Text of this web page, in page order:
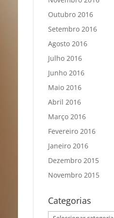
Outubro 2016
Setembro 2016
Agosto 2016
Julho 2016
Junho 2016
Maio 2016
Abril 2016
Março 2016
Fevereiro 2016
Janeiro 2016
Dezembro 2015
Novembro 2015
Categorias